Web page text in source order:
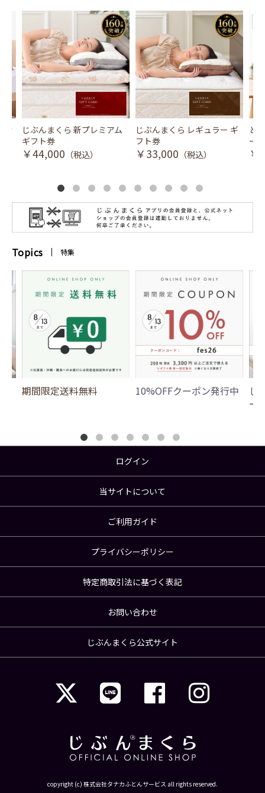
冷
じぶんまくら 新プレミアム
ギフト券
￥44,000 （税込）
じぶんまくら レギュラー ギ
フト券
￥33,000 （税込）
と
ース
￥
Topics 特集
期間限定送料無料 10%OFFクーポン発行中
じ
ー
ログイン
当サイトについて
ご利用ガイド
プライバシーポリシー
特定商取引法に基づく表記
お問い合わせ
じぶんまくら公式サイト
copyright (c) 株式会社タナカふとんサービス all rights reserved.